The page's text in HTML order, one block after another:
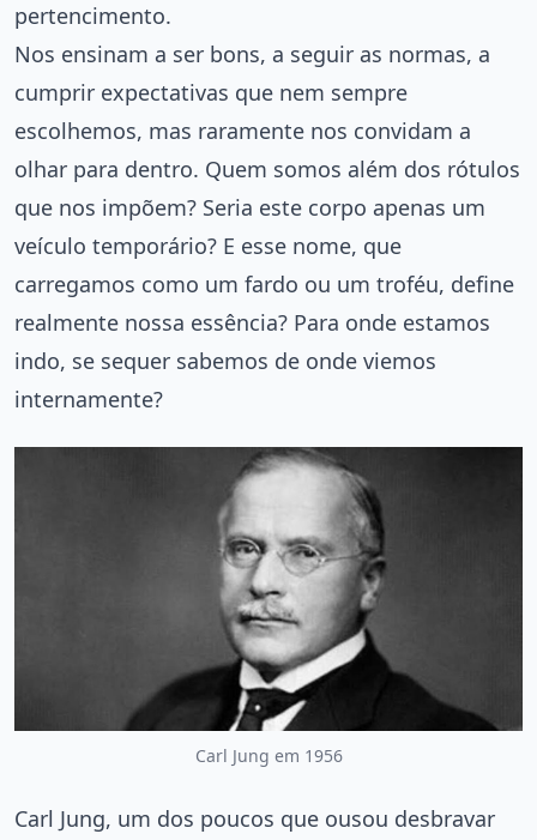
pertencimento.
Nos ensinam a ser bons, a seguir as normas, a
cumprir expectativas que nem sempre
escolhemos, mas raramente nos convidam a
olhar para dentro. Quem somos além dos rótulos
que nos impõem? Seria este corpo apenas um
veículo temporário? E esse nome, que
carregamos como um fardo ou um troféu, define
realmente nossa essência? Para onde estamos
indo, se sequer sabemos de onde viemos
internamente?
Carl Jung em 1956
Carl Jung, um dos poucos que ousou desbravar